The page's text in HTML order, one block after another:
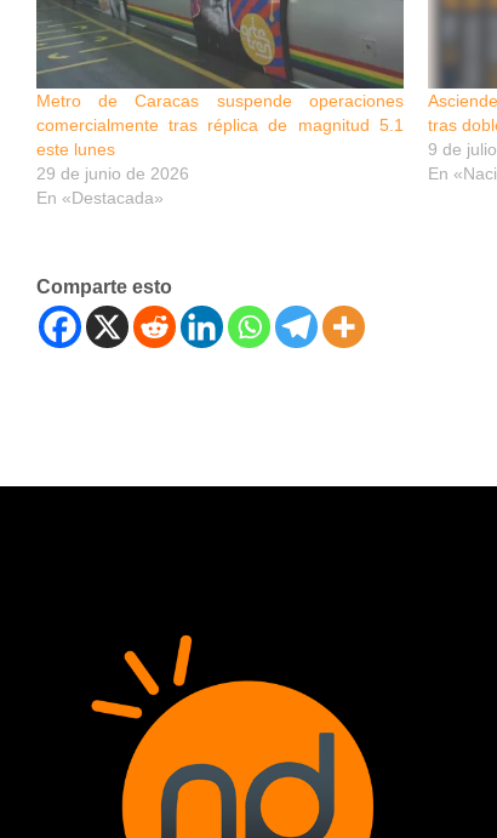
Metro de Caracas suspende operaciones
comercialmente tras réplica de magnitud 5.1
este lunes
29 de junio de 2026
En «Destacada»
tras
9 de
En
Comparte esto